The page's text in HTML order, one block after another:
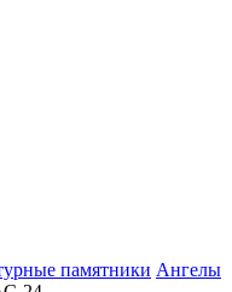
памятники Ангелы